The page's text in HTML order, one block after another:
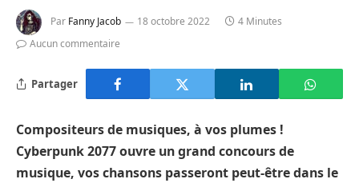
Par Fanny Jacob 18 octobre 2022
4 Minutes
Aucun commentaire
Partager
Compositeurs de musiques, à vos plumes !
Cyberpunk 2077 ouvre un grand concours de
musique, vos chansons passeront peut-être dans le